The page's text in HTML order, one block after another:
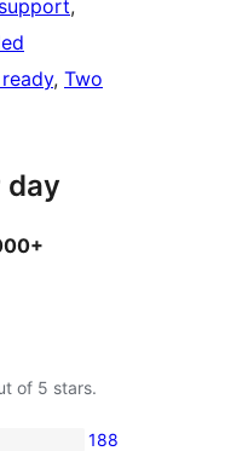
, Two
day
of 5 stars.
188